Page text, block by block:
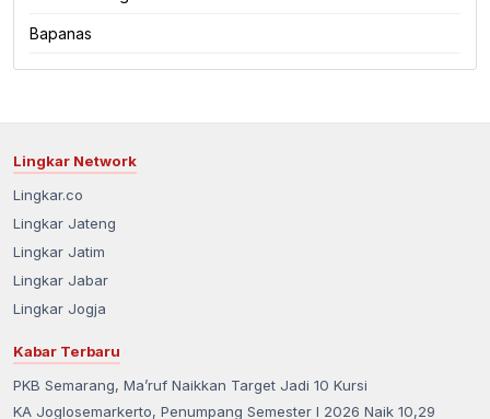
Bapanas
Lingkar Network
Lingkar.co
Lingkar Jateng
Lingkar Jatim
Lingkar Jabar
Lingkar Jogja
Kabar Terbaru
PKB Semarang, Ma’ruf Naikkan Target Jadi 10 Kursi
KA Joglosemarkerto, Penumpang Semester I 2026 Naik 10,29